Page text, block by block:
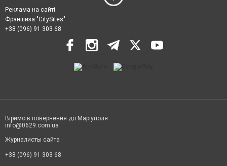
Реклама на сайті
Франшиза "CitySites"
+38 (096) 91 303 68
Віримо в повернення до Маріуполя
info@0629.com.ua
Журналисты сайта
+38 (096) 91 303 68